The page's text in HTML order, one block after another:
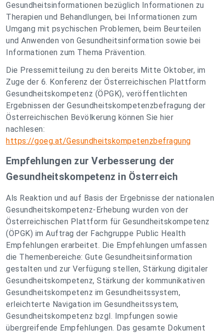
Gesundheitsinformationen bezüglich Informationen zu
Therapien und Behandlungen, bei Informationen zum
Umgang mit psychischen Problemen, beim Beurteilen
und Anwenden von Gesundheitsinformation sowie bei
Informationen zum Thema Prävention.
Die Pressemitteilung zu den bereits Mitte Oktober, im
Zuge der 6. Konferenz der Österreichischen Plattform
Gesundheitskompetenz (ÖPGK), veröffentlichten
Ergebnissen der Gesundheitskompetenzbefragung der
Österreichischen Bevölkerung können Sie hier
nachlesen:
https://goeg.at/Gesundheitskompetenzbefragung
Empfehlungen zur Verbesserung der
Gesundheitskompetenz in Österreich
Als Reaktion und auf Basis der Ergebnisse der nationalen
Gesundheitskompetenz-Erhebung wurden von der
Österreichischen Plattform für Gesundheitskompetenz
(ÖPGK) im Auftrag der Fachgruppe Public Health
Empfehlungen erarbeitet. Die Empfehlungen umfassen
die Themenbereiche: Gute Gesundheitsinformation
gestalten und zur Verfügung stellen, Stärkung digitaler
Gesundheitskompetenz, Stärkung der kommunikativen
Gesundheitskompetenz im Gesundheitssystem,
erleichterte Navigation im Gesundheitssystem,
Gesundheitskompetenz bzgl. Impfungen sowie
übergreifende Empfehlungen. Das gesamte Dokument